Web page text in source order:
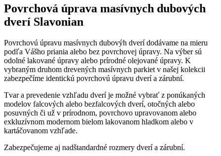
Povrchová úprava masívnych dubových
dverí Slavonian
Povrchovú úpravu masívnych dubovýh dverí dodávame na mieru
podľa Vášho priania alebo bez povrchovej úpravy. Na výber sú
odolné lakované úpravy alebo prírodné olejované úpravy. K
vybraným druhom drevených masívnych parkiet v našej kolekcii
zabezpečíme identickú povrchovú úpravu dverí a zárubní.
Tvar a prevedenie vzhľadu dverí je možné vybrať z ponúkaných
modelov falcových alebo bezfalcových dverí, otočných alebo
posuvných či už v prírodnom, povrchovo upravovanom alebo
exkluzívnom modernom bielom lakovanom hladkom alebo v
kartáčovanom vzhľade.
Zabezpečujeme aj nadštandardné rozmery dverí a zárubní.